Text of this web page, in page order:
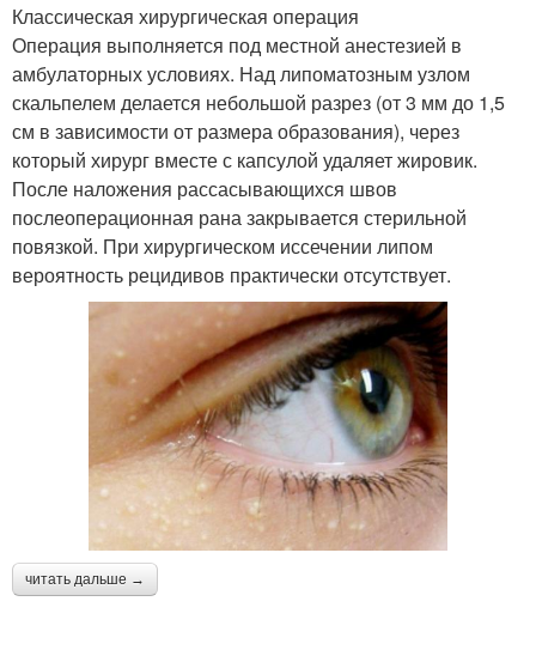
Классическая хирургическая операция
Операция выполняется под местной анестезией в
амбулаторных условиях. Над липоматозным узлом
скальпелем делается небольшой разрез (от 3 мм до 1,5
см в зависимости от размера образования), через
который хирург вместе с капсулой удаляет жировик.
После наложения рассасывающихся швов
послеоперационная рана закрывается стерильной
повязкой. При хирургическом иссечении липом
вероятность рецидивов практически отсутствует.
читать дальше →